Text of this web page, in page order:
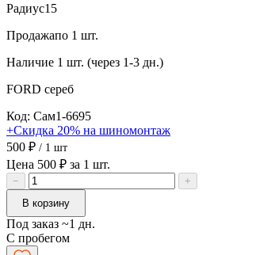
Радиус15
Продажапо 1 шт.
Наличие 1 шт. (через 1-3 дн.)
FORD сереб
Код: Сам1-6695
+Скидка 20% на шиномонтаж
500 ₽ / 1 шт
Цена 500 ₽ за 1 шт.
−
+
В корзину
Под заказ ~1 дн.
С пробегом